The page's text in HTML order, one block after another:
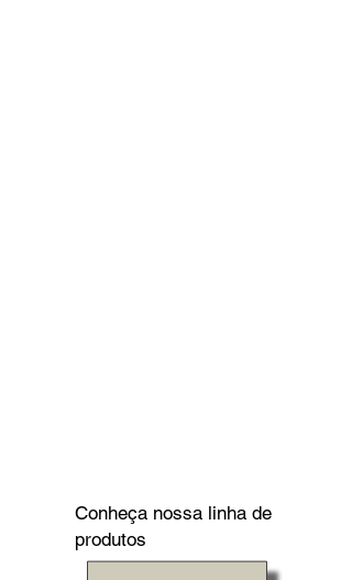
Conheça nossa linha de
produtos